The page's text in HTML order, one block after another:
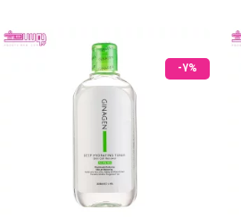
-7%